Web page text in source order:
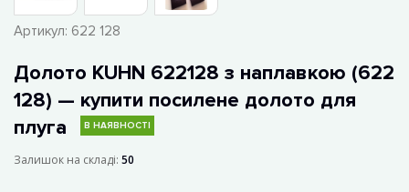
Артикул: 622 128
Долото KUHN 622128 з наплавкою (622
128) — купити посилене долото для
плуга
В НАЯВНОСТІ
Залишок на складі: 50